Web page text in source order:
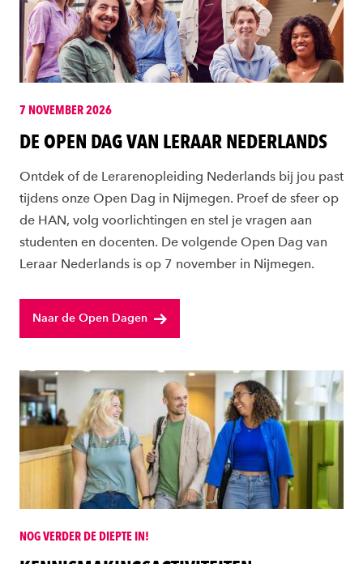
7 NOVEMBER 2026
DE OPEN DAG VAN LERAAR NEDERLANDS
Ontdek of de Lerarenopleiding Nederlands bij jou past
tijdens onze Open Dag in Nijmegen. Proef de sfeer op
de HAN, volg voorlichtingen en stel je vragen aan
studenten en docenten. De volgende Open Dag van
Leraar Nederlands is op 7 november in Nijmegen.
Naar de Open Dagen
NOG VERDER DE DIEPTE IN!